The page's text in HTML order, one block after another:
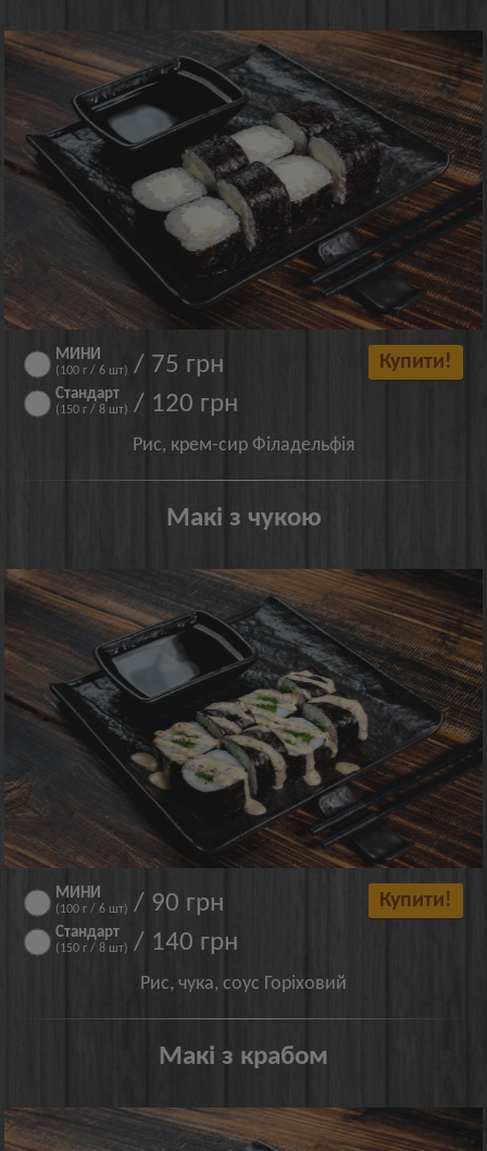
МИНИ
(100 г / 6 шт) / 75 грн
Стандарт
(150 г / 8 шт) / 120 грн
Купити!
Рис, крем-сир Філадельфія
Макі з чукою
МИНИ
(100 г / 6 шт) / 90 грн
Стандарт
(150 г / 8 шт) / 140 грн
Купити!
Рис, чука, соус Горіховий
Макі з крабом